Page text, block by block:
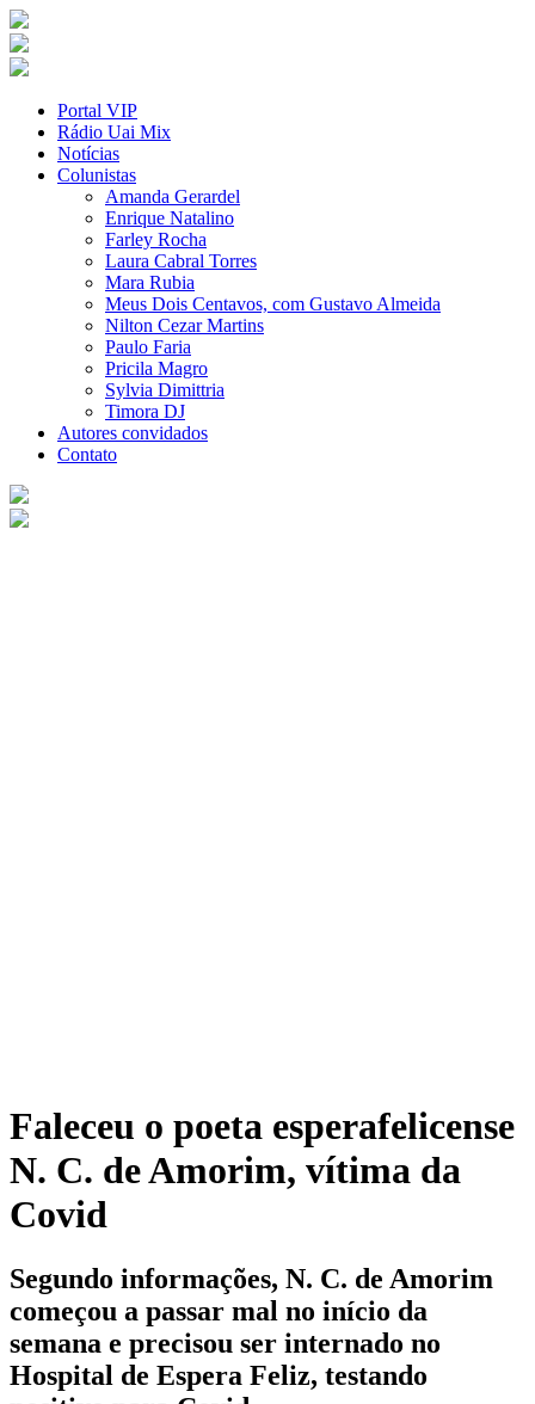
Portal VIP
Rádio Uai Mix
Notícias
Colunistas
Amanda Gerardel
Enrique Natalino
Farley Rocha
Laura Cabral Torres
Mara Rubia
Meus Dois Centavos, com Gustavo Almeida
Nilton Cezar Martins
Paulo Faria
Pricila Magro
Sylvia Dimittria
Timora DJ
Autores convidados
Contato
Faleceu o poeta esperafelicense
N. C. de Amorim, vítima da
Covid
Segundo informações, N. C. de Amorim
começou a passar mal no início da
semana e precisou ser internado no
Hospital de Espera Feliz, testando